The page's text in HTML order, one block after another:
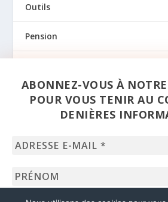
ABONNEZ-VOUS À
POUR VOUS TENIR AU
DENIÈRES
Adresse
*
Prénom
Outils
Pension
Regards
Sexualité
Uncategorized